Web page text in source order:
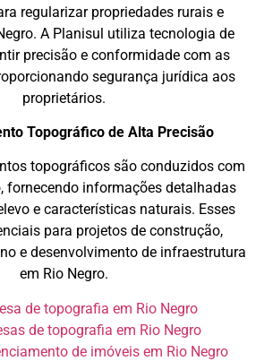
regularizar propriedades rurais e
A Planisul utiliza tecnologia de
precisão e conformidade com as
segurança jurídica aos
proprietários.
Topográfico de Alta Precisão
topográficos são conduzidos com
fornecendo informações detalhadas
e características naturais. Esses
para projetos de construção,
e desenvolvimento de infraestrutura
em Rio Negro.
de topografia em Rio Negro
de topografia em Rio Negro
de imóveis em Rio Negro